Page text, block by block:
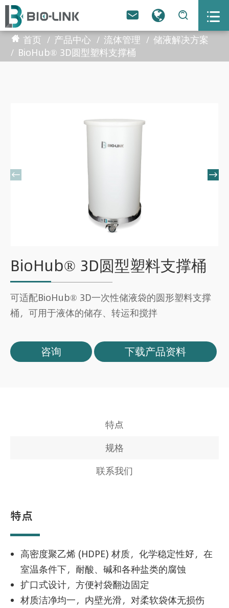
  
首页 产品中心 流体管理
储液解决方案
BioHub® 3D圆型塑料支撑桶
 
BioHub® 3D圆型塑料支撑桶
可适配BioHub® 3D一次性储液袋的圆形塑料支撑
桶，可用于液体的储存、转运和搅拌
咨询 下载产品资料
特点
规格
联系我们
特点
高密度聚乙烯 (HDPE) 材质，化学稳定性好，在
室温条件下，耐酸、碱和各种盐类的腐蚀
扩口式设计，方便衬袋翻边固定
材质洁净均一，内壁光滑，对柔软袋体无损伤